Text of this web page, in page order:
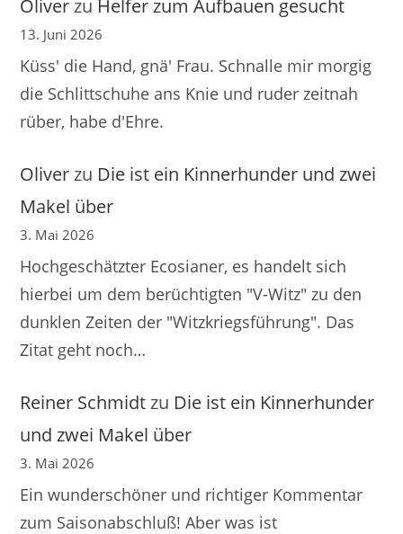
Oliverzu Helfer zum Aufbauen gesucht
13. Juni 2026
Küss' die Hand, gnä' Frau. Schnalle mir morgig
die Schlittschuhe ans Knie und ruder zeitnah
rüber, habe d'Ehre.
Oliverzu Die ist ein Kinnerhunder und zwei
Makel über
3. Mai 2026
Hochgeschätzter Ecosianer, es handelt sich
hierbei um dem berüchtigten "V-Witz" zu den
dunklen Zeiten der "Witzkriegsführung". Das
Zitat geht noch…
Reiner Schmidtzu Die ist ein Kinnerhunder
und zwei Makel über
3. Mai 2026
Ein wunderschöner und richtiger Kommentar
zum Saisonabschluß! Aber was ist